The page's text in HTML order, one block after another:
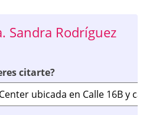
Sandra Rodríguez
citarte?